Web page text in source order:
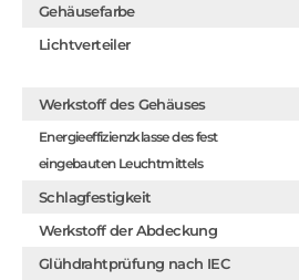
Gehäusefarbe
Lichtverteiler
Werkstoff des Gehäuses
Energieeffizienzklasse des fest
eingebauten Leuchtmittels
Schlagfestigkeit
Werkstoff der Abdeckung
Glühdrahtprüfung nach IEC